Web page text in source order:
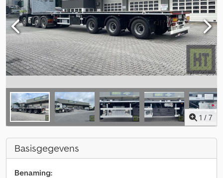
1 / 7
Basisgegevens
Benaming: